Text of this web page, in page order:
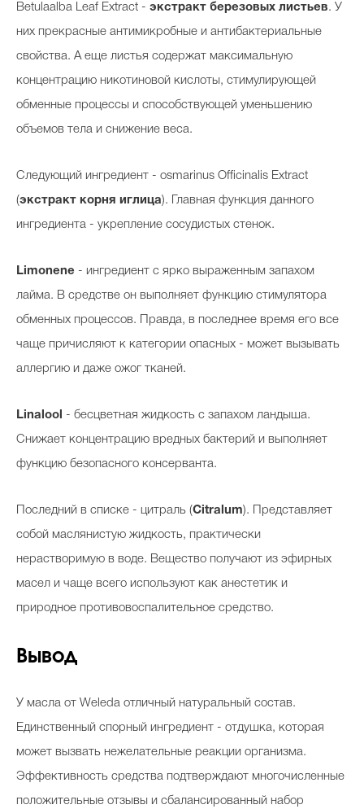
Betulaalba Leaf Extract - экстракт березовых листьев. У
них прекрасные антимикробные и антибактериальные
свойства. А еще листья содержат максимальную
концентрацию никотиновой кислоты, стимулирующей
обменные процессы и способствующей уменьшению
объемов тела и снижение веса.
Следующий ингредиент - osmarinus Officinalis Extract
(экстракт корня иглица). Главная функция данного
ингредиента - укрепление сосудистых стенок.
Limonene - ингредиент с ярко выраженным запахом
лайма. В средстве он выполняет функцию стимулятора
обменных процессов. Правда, в последнее время его все
чаще причисляют к категории опасных - может вызывать
аллергию и даже ожог тканей.
Linalool - бесцветная жидкость с запахом ландыша.
Снижает концентрацию вредных бактерий и выполняет
функцию безопасного консерванта.
Последний в списке - цитраль (Citralum). Представляет
собой маслянистую жидкость, практически
нерастворимую в воде. Вещество получают из эфирных
масел и чаще всего используют как анестетик и
природное противовоспалительное средство.
Вывод
У масла от Weleda отличный натуральный состав.
Единственный спорный ингредиент - отдушка, которая
может вызвать нежелательные реакции организма.
Эффективность средства подтверждают многочисленные
положительные отзывы и сбалансированный набор